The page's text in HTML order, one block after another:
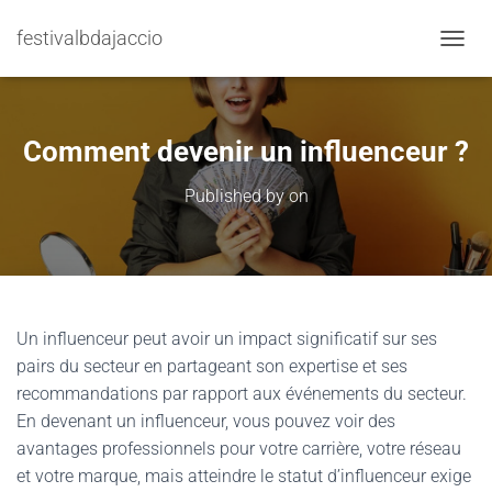
festivalbdajaccio
Comment devenir un influenceur ?
Published byon
Un influenceur peut avoir un impact significatif sur ses
pairs du secteur en partageant son expertise et ses
recommandations par rapport aux événements du secteur.
En devenant un influenceur, vous pouvez voir des
avantages professionnels pour votre carrière, votre réseau
et votre marque, mais atteindre le statut d’influenceur exige